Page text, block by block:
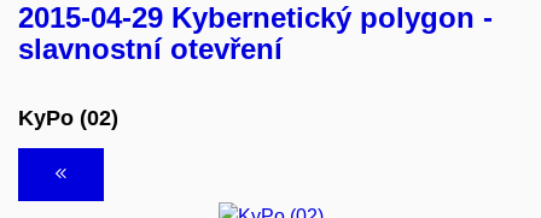
2015-04-29 Kybernetický polygon -
slavnostní otevření
KyPo (02)